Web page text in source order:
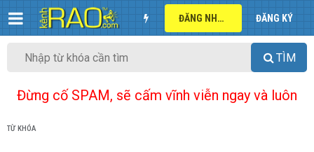
ĐĂNG NHẬP ĐĂNG KÝ
TÌM
Đừng cố SPAM, sẽ cấm vĩnh viễn ngay và luôn
TỪ KHÓA